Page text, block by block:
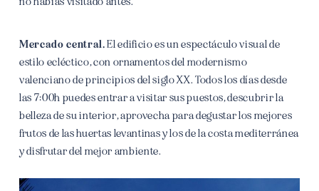
Mercado central.El edificio es un espectáculo visual de
estilo ecléctico, con ornamentos del modernismo
valenciano de principios del siglo XX. Todos los días desde
las 7:00h puedes entrar a visitar sus puestos, descubrir la
belleza de su interior, aprovecha para degustar los mejores
frutos de las huertas levantinas y los de la costa mediterránea
y disfrutar del mejor ambiente.